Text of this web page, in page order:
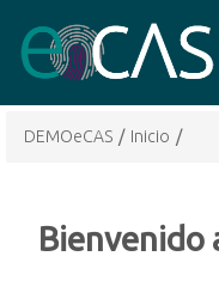
DEMOeCAS / Inicio /
Bienvenido